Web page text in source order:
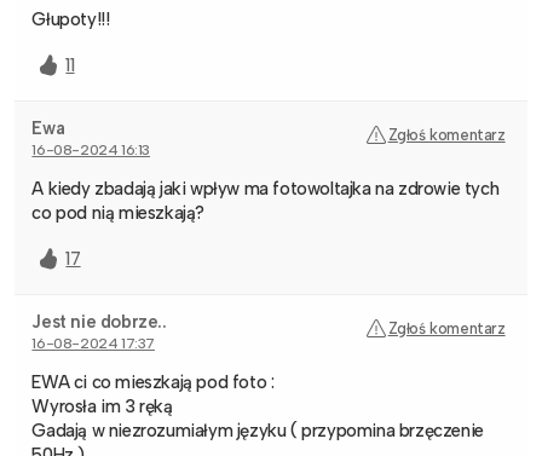
Głupoty!!!
11
Ewa
16-08-2024 16:13
Zgłoś komentarz
A kiedy zbadają jaki wpływ ma fotowoltajka na zdrowie tych
co pod nią mieszkają?
17
Jest nie dobrze..
16-08-2024 17:37
Zgłoś komentarz
EWA ci co mieszkają pod foto :
Wyrosła im 3 ręką
Gadają w niezrozumiałym języku ( przypomina brzęczenie